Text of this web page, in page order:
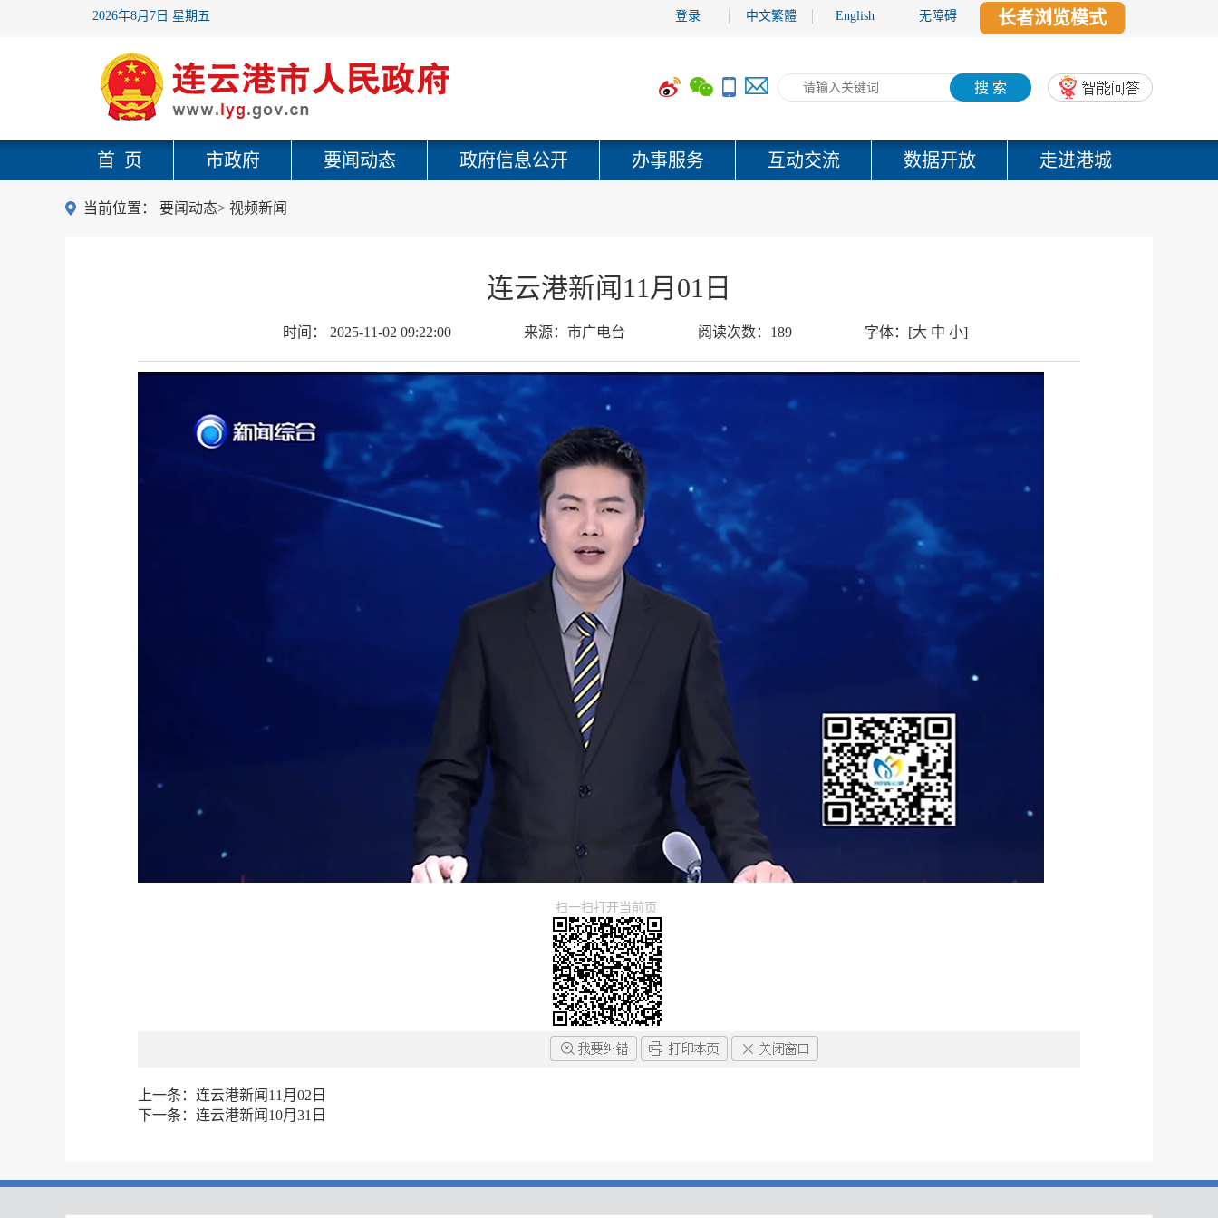
2026年8月7日 星期五 登录 中文繁體 English 无障碍 长者浏览模式
搜 索
首 页 市政府 要闻动态 政府信息公开 办事服务 互动交流 数据开放 走进港城
当前位置： 要闻动态> 视频新闻
连云港新闻11月01日
时间： 2025-11-02 09:22:00 来源： 市广电台 阅读次数： 189 字体： [大 中 小]
扫一扫打开当前页
上一条： 连云港新闻11月02日
下一条： 连云港新闻10月31日